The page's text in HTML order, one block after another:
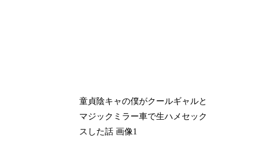
童貞陰キャの僕がクールギャルと
マジックミラー車で生ハメセック
スした話 画像1